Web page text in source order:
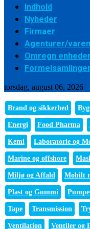
Indhold
Nyheder
Firmaer
Agenturer/
Omregn
torsdag, august 06, 2026
Brand og sikkerhed
Energi Food Pharma
Kemi Laboratorie og
Marine og offshore
Miljø og Affald Mobilt
Plast og Gummi
Tape Transmission
Ventilation Ventiler og